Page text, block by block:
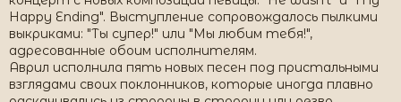
Happy Ending". Выступление сопровождалось пылкими
выкриками: "Ты супер!" или "Мы любим тебя!",
адресованные обоим исполнителям.
Аврил исполнила пять новых песен под пристальными
взглядами своих поклонников, которые иногда плавно